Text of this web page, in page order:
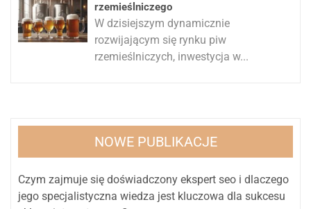
rzemieślniczego
W dzisiejszym dynamicznie
rozwijającym się rynku piw
rzemieślniczych, inwestycja w...
NOWE PUBLIKACJE
Czym zajmuje się doświadczony ekspert seo i dlaczego
jego specjalistyczna wiedza jest kluczowa dla sukcesu